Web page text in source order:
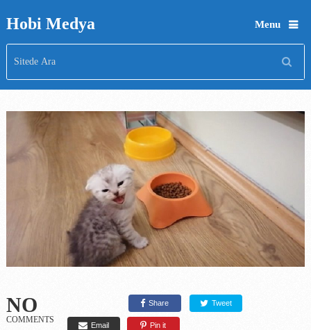
Hobi Medya Menu
NO
COMMENTS
Share Tweet
Email Pin it